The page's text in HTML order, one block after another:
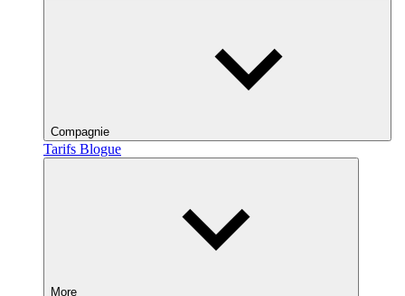
Compagnie
Tarifs Blogue
More